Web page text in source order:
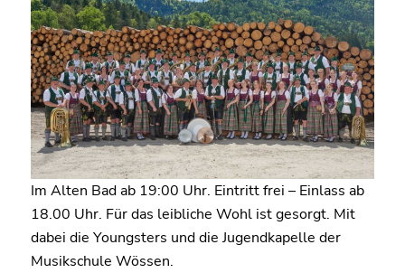
Im Alten Bad ab 19:00 Uhr. Eintritt frei – Einlass ab
18.00 Uhr. Für das leibliche Wohl ist gesorgt. Mit
dabei die Youngsters und die Jugendkapelle der
Musikschule Wössen.